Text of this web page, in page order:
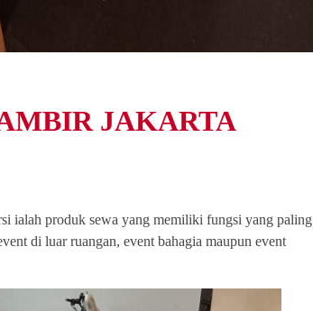
JAKARTA
ialah produk sewa yang memiliki fungsi yang paling
di luar ruangan, event bahagia maupun event